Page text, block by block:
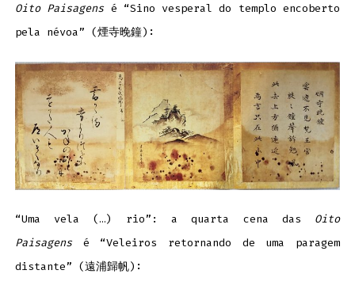
Oito Paisagensé “Sino vesperal do templo encoberto
pela névoa” (煙寺晚鐘):
“Uma vela (…) rio”: a quarta cena das Oito
Paisagensé “Veleiros retornando de uma paragem
distante” (遠浦歸帆):